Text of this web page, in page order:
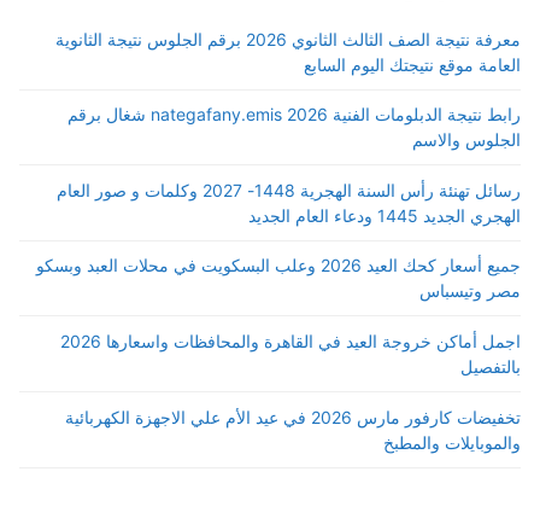
معرفة نتيجة الصف الثالث الثانوي 2026 برقم الجلوس نتيجة الثانوية
العامة موقع نتيجتك اليوم السابع
رابط نتيجة الدبلومات الفنية 2026 nategafany.emis شغال برقم
الجلوس والاسم
رسائل تهنئة رأس السنة الهجرية 1448- 2027 وكلمات و صور العام
الهجري الجديد 1445 ودعاء العام الجديد
جميع أسعار كحك العيد 2026 وعلب البسكويت في محلات العبد وبسكو
مصر وتيسباس
اجمل أماكن خروجة العيد في القاهرة والمحافظات واسعارها 2026
بالتفصيل
تخفيضات كارفور مارس 2026 في عيد الأم علي الاجهزة الكهربائية
والموبايلات والمطبخ